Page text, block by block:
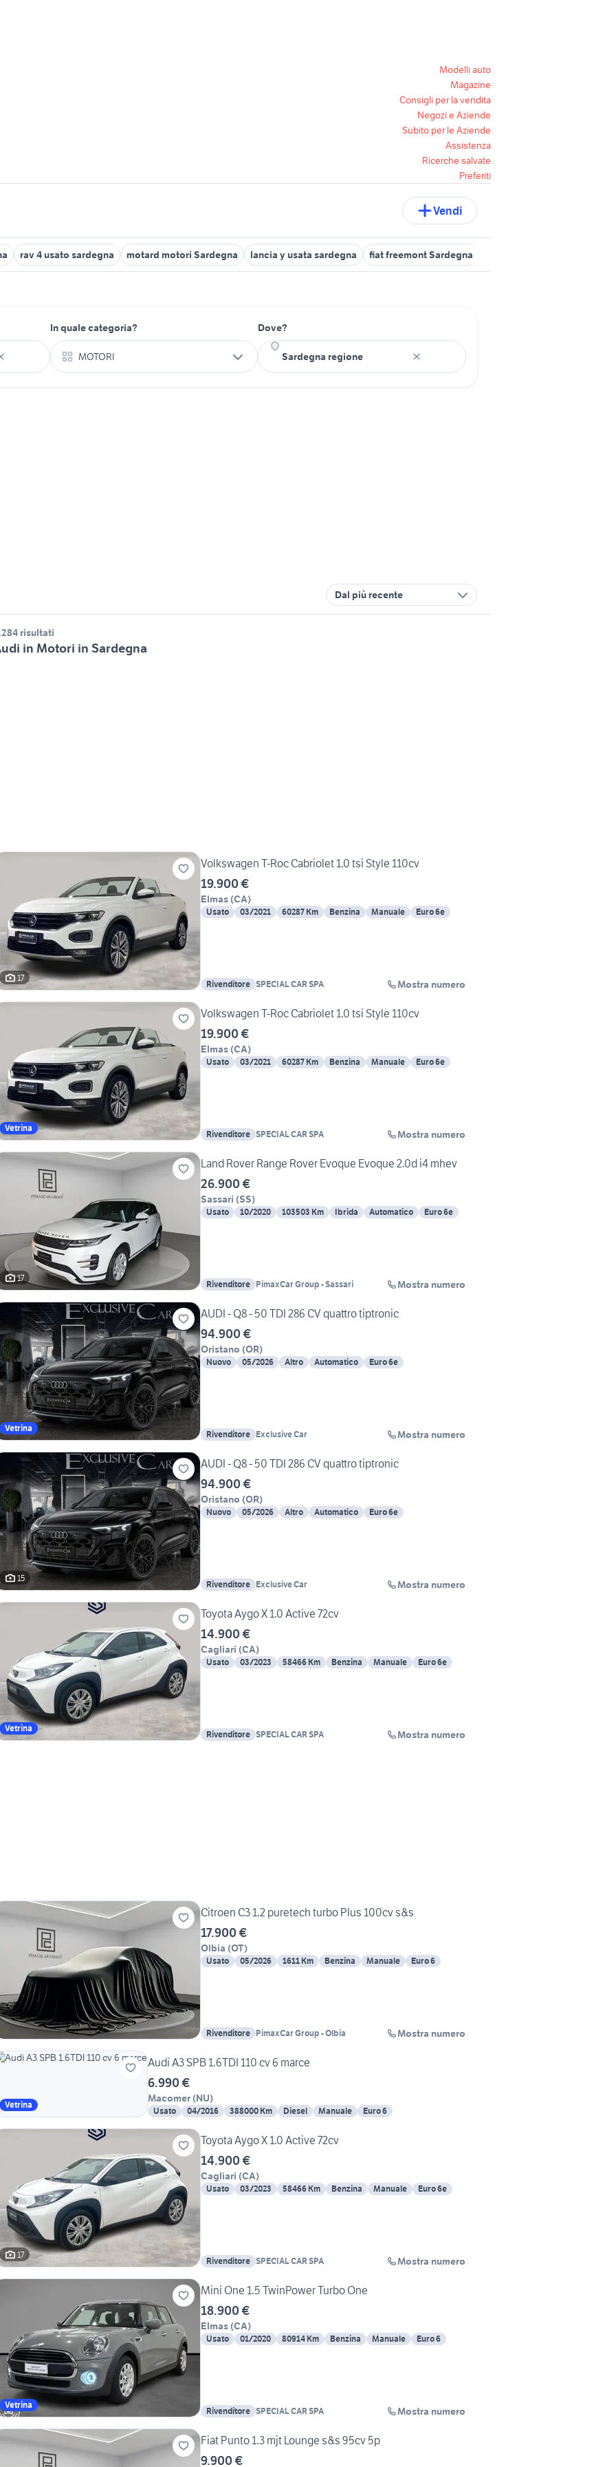
Modelli auto
Magazine
Consigli per la vendita
Negozi e Aziende
Subito per le Aziende
Assistenza
Ricerche salvate
Preferiti
Vendi
rav 4 usato sardegna motard motori Sardegna lancia y usata sardegna fiat freemont Sardegna
In quale categoria?
MOTORI
Dove?
Dal più recente
risultati
in Motori in Sardegna
17
Volkswagen T-Roc Cabriolet 1.0 tsi Style 110cv
19.900 €
Elmas (CA)
Usato 03/2021 60287 Km Benzina Manuale Euro 6e
Rivenditore SPECIAL CAR SPA Mostra numero
Vetrina
Volkswagen T-Roc Cabriolet 1.0 tsi Style 110cv
19.900 €
Elmas (CA)
Usato 03/2021 60287 Km Benzina Manuale Euro 6e
Rivenditore SPECIAL CAR SPA Mostra numero
17
Land Rover Range Rover Evoque Evoque 2.0d i4 mhev
26.900 €
Sassari (SS)
Usato 10/2020 103503 Km Ibrida Automatico Euro 6e
Rivenditore PimaxCar Group - Sassari Mostra numero
Vetrina
AUDI - Q8 - 50 TDI 286 CV quattro tiptronic
94.900 €
Oristano (OR)
Nuovo 05/2026 Altro Automatico Euro 6e
Rivenditore Exclusive Car Mostra numero
15
AUDI - Q8 - 50 TDI 286 CV quattro tiptronic
94.900 €
Oristano (OR)
Nuovo 05/2026 Altro Automatico Euro 6e
Rivenditore Exclusive Car Mostra numero
Vetrina
Toyota Aygo X 1.0 Active 72cv
14.900 €
Cagliari (CA)
Usato 03/2023 58466 Km Benzina Manuale Euro 6e
Rivenditore SPECIAL CAR SPA Mostra numero
Citroen C3 1.2 puretech turbo Plus 100cv s&s
17.900 €
Olbia (OT)
Usato 05/2026 1611 Km Benzina Manuale Euro 6
Rivenditore PimaxCar Group - Olbia Mostra numero
Vetrina
Audi A3 SPB 1.6TDI 110 cv 6 marce
6.990 €
Macomer (NU)
Usato 04/2016 388000 Km Diesel Manuale Euro 6
17
Toyota Aygo X 1.0 Active 72cv
14.900 €
Cagliari (CA)
Usato 03/2023 58466 Km Benzina Manuale Euro 6e
Rivenditore SPECIAL CAR SPA Mostra numero
Vetrina
Mini One 1.5 TwinPower Turbo One
18.900 €
Elmas (CA)
Usato 01/2020 80914 Km Benzina Manuale Euro 6
Rivenditore SPECIAL CAR SPA Mostra numero
Fiat Punto 1.3 mjt Lounge s&s 95cv 5p
9.900 €